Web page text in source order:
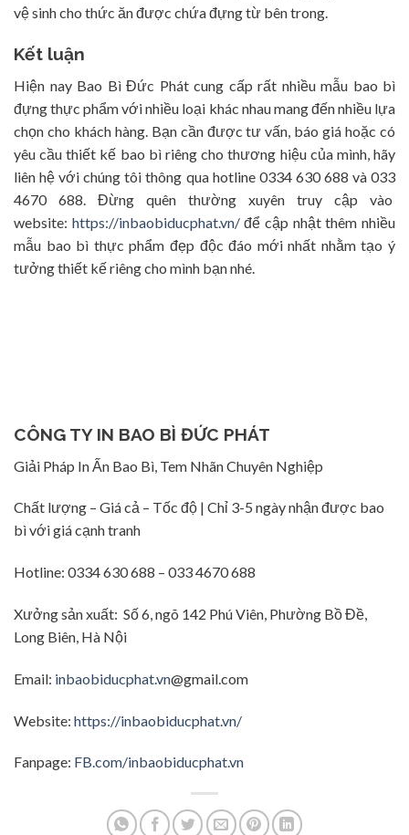
vệ sinh cho thức ăn được chứa đựng từ bên trong.
Kết luận
Hiện nay Bao Bì Đức Phát cung cấp rất nhiều mẫu bao bì
đựng thực phẩm với nhiều loại khác nhau mang đến nhiều lựa
chọn cho khách hàng. Bạn cần được tư vấn, báo giá hoặc có
yêu cầu thiết kế bao bì riêng cho thương hiệu của mình, hãy
liên hệ với chúng tôi thông qua hotline 0334 630 688 và 033
4670 688. Đừng quên thường xuyên truy cập vào
website: https://inbaobiducphat.vn/để cập nhật thêm nhiều
mẫu bao bì thực phẩm đẹp độc đáo mới nhất nhằm tạo ý
tưởng thiết kế riêng cho mình bạn nhé.
CÔNG TY IN BAO BÌ ĐỨC PHÁT
Giải Pháp In Ấn Bao Bì, Tem Nhãn Chuyên Nghiệp
Chất lượng – Giá cả – Tốc độ | Chỉ 3-5 ngày nhận được bao
bì với giá cạnh tranh
Hotline: 0334 630 688 – 033 4670 688
Xưởng sản xuất: Số 6, ngõ 142 Phú Viên, Phường Bồ Đề,
Long Biên, Hà Nội
Email: inbaobiducphat.vn@gmail.com
Website: https://inbaobiducphat.vn/
Fanpage: FB.com/inbaobiducphat.vn